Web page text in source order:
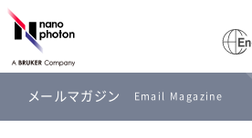
メールマガジン Email Magazine